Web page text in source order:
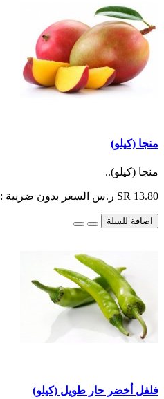
منجا (كيلو)
منجا (كيلو)..
SR 13.80 ر.س السعر بدون ضريبة : SR 12.00 ر.س
اضافة للسلة
فلفل أخضر حار طويل (كيلو)